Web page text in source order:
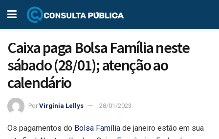
Caixa paga Bolsa Família neste
sábado (28/01); atenção ao
calendário
Por Virgínia Lellys 28/01/2023
Os pagamentos do Bolsa Família de janeiro estão em sua